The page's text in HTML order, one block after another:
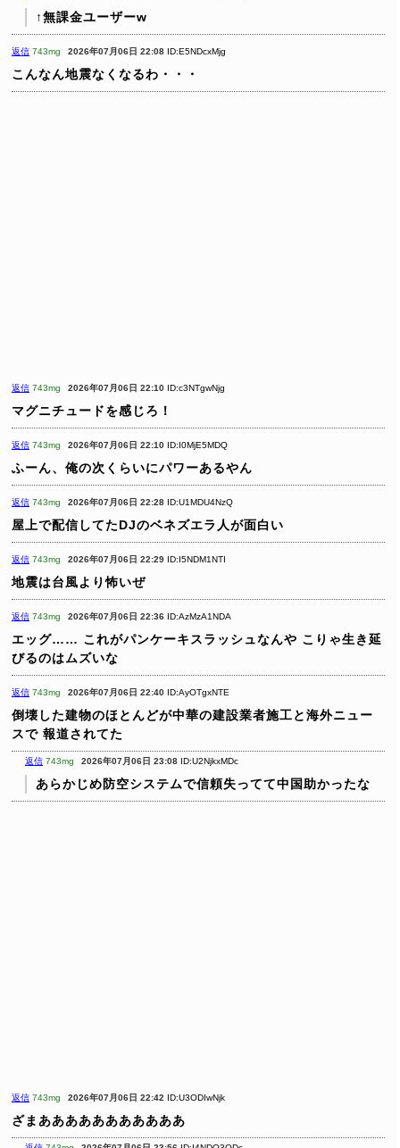
↑無課金ユーザーw
返信 743mg 2026年07月06日 22:08 ID:E5NDcxMjg
こんなん地震なくなるわ・・・
返信 743mg 2026年07月06日 22:10 ID:c3NTgwNjg
マグニチュードを感じろ！
返信 743mg 2026年07月06日 22:10 ID:I0MjE5MDQ
ふーん、俺の次くらいにパワーあるやん
返信 743mg 2026年07月06日 22:28 ID:U1MDU4NzQ
屋上で配信してたDJのベネズエラ人が面白い
返信 743mg 2026年07月06日 22:29 ID:I5NDM1NTI
地震は台風より怖いぜ
返信 743mg 2026年07月06日 22:36 ID:AzMzA1NDA
エッグ…… これがパンケーキスラッシュなんや こりゃ生き延
びるのはムズいな
返信 743mg 2026年07月06日 22:40 ID:AyOTgxNTE
倒壊した建物のほとんどが中華の建設業者施工と海外ニュー
スで 報道されてた
返信 743mg 2026年07月06日 23:08 ID:U2NjkxMDc
あらかじめ防空システムで信頼失ってて中国助かったな
返信 743mg 2026年07月06日 22:42 ID:U3ODIwNjk
ざまあああああああああああ